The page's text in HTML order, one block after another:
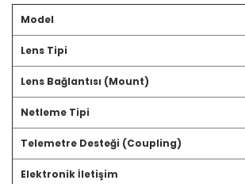
Model
Lens Tipi
Lens Bağlantısı (Mount)
Netleme Tipi
Telemetre Desteği (Coupling)
Elektronik İletişim